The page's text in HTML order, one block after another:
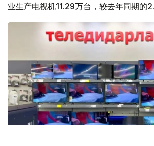
业生产电视机11.29万台，较去年同期的